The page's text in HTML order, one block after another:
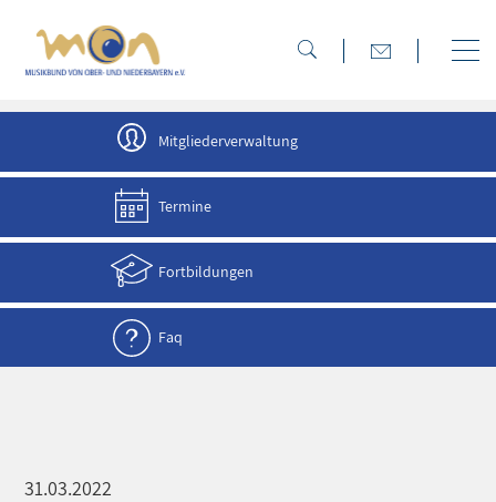
direkt zur Navigation
Mitgliederverwaltung
Termine
Fortbildungen
Faq
31.03.2022